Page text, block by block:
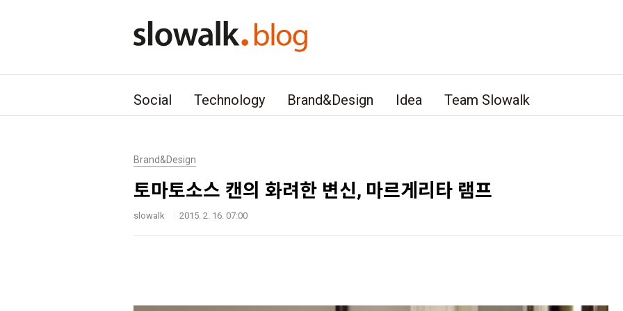
Social Technology Brand&Design Idea Team Slowalk
Brand&Design
토마토소스 캔의 화려한 변신, 마르게리타 램프
slowalk 2015. 2. 16. 07:00